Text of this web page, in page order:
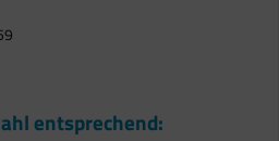
entsprechend: